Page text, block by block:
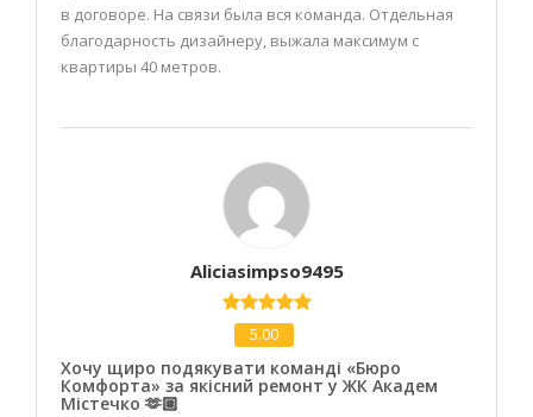
в договоре. На связи была вся команда. Отдельная
благодарность дизайнеру, выжала максимум с
квартиры 40 метров.
Aliciasimpso9495
5.00
Хочу щиро подякувати команді «Бюро
Комфорта» за якісний ремонт у ЖК Академ
Містечко 🫶🏼